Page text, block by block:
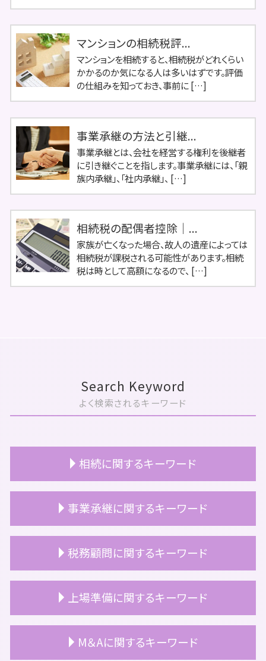
マンションの相続税評...
マンションを相続すると、相続税がどれくらい
かかるのか気になる人は多いはずです。評価
の仕組みを知っておき、事前に […]
事業承継の方法と引継...
事業承継とは、会社を経営する権利を後継者
に引き継ぐことを指します。事業承継には、「親
族内承継」、「社内承継」、 […]
相続税の配偶者控除｜...
家族が亡くなった場合、故人の遺産によっては
相続税が課税される可能性があります。相続
税は時として高額になるので、 […]
Search Keyword
よく検索されるキーワード
相続に関するキーワード
相続 時効
相続税 配偶者控除
相続 とは
相続税 いくらから 親子
相続 名義変更 期限
相続 受け取り方
相続 確定申告
事業承継に関するキーワード
事業承継 引継ぎ補助金
事業承継 やること
事業承継 手順
事業承継税制
役員退職金 税金
税務顧問に関するキーワード
公認会計士 税務顧問
個人 税務顧問
顧問契約
上場準備に関するキーワード
上場準備 種類株式M＆Aに関するキーワード